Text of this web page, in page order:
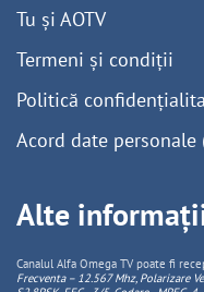
Tu și AOTV
Termeni și condiții
Politică
Acord date personale
Alte
Canalul Alfa Omega TV poate fi
Frecventa – 12.567 Mhz, Polarizare